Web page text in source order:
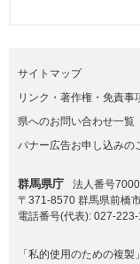
サイトマップ
リンク・著作権・免責事
県へのお問い合わせ一覧
バナー広告お申し込みの
群馬県庁
法人番号
〒371-8570 群馬県前橋
電話番号(代表): 027-223-
「私的使用のための複